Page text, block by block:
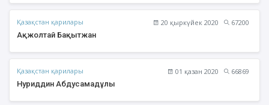
Қазақстан қарилары 20 қыркүйек 2020
67200
Ақжолтай Бақытжан
Қазақстан қарилары 01 қазан 2020
66869
Нуриддин Абдусамадұлы